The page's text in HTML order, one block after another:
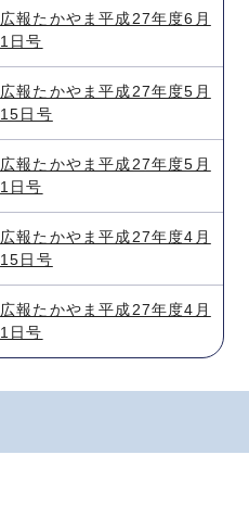
広報たかやま平成27年度6月
1日号
広報たかやま平成27年度5月
15日号
広報たかやま平成27年度5月
1日号
広報たかやま平成27年度4月
15日号
広報たかやま平成27年度4月
1日号